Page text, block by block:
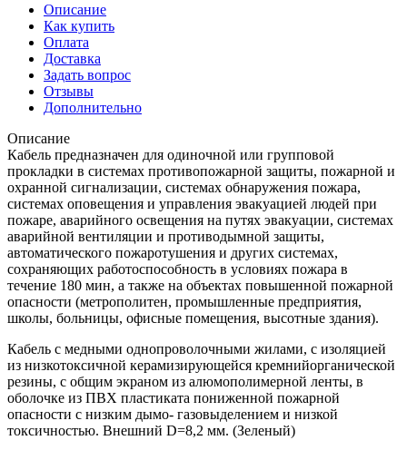
Описание
Как купить
Оплата
Доставка
Задать вопрос
Отзывы
Дополнительно
Описание
Кабель предназначен для одиночной или групповой
прокладки в системах противопожарной защиты, пожарной и
охранной сигнализации, системах обнаружения пожара,
системах оповещения и управления эвакуацией людей при
пожаре, аварийного освещения на путях эвакуации, системах
аварийной вентиляции и противодымной защиты,
автоматического пожаротушения и других системах,
сохраняющих работоспособность в условиях пожара в
течение 180 мин, а также на объектах повышенной пожарной
опасности (метрополитен, промышленные предприятия,
школы, больницы, офисные помещения, высотные здания).
Кабель с медными однопроволочными жилами, с изоляцией
из низкотоксичной керамизирующейся кремнийорганической
резины, с общим экраном из алюмополимерной ленты, в
оболочке из ПВХ пластиката пониженной пожарной
опасности с низким дымо- газовыделением и низкой
токсичностью. Внешний D=8,2 мм. (Зеленый)